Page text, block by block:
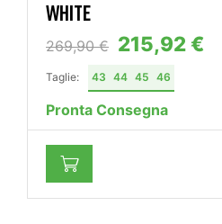
WHITE
269,90 € 215,92 €
Taglie: 43 44 45 46
Pronta Consegna